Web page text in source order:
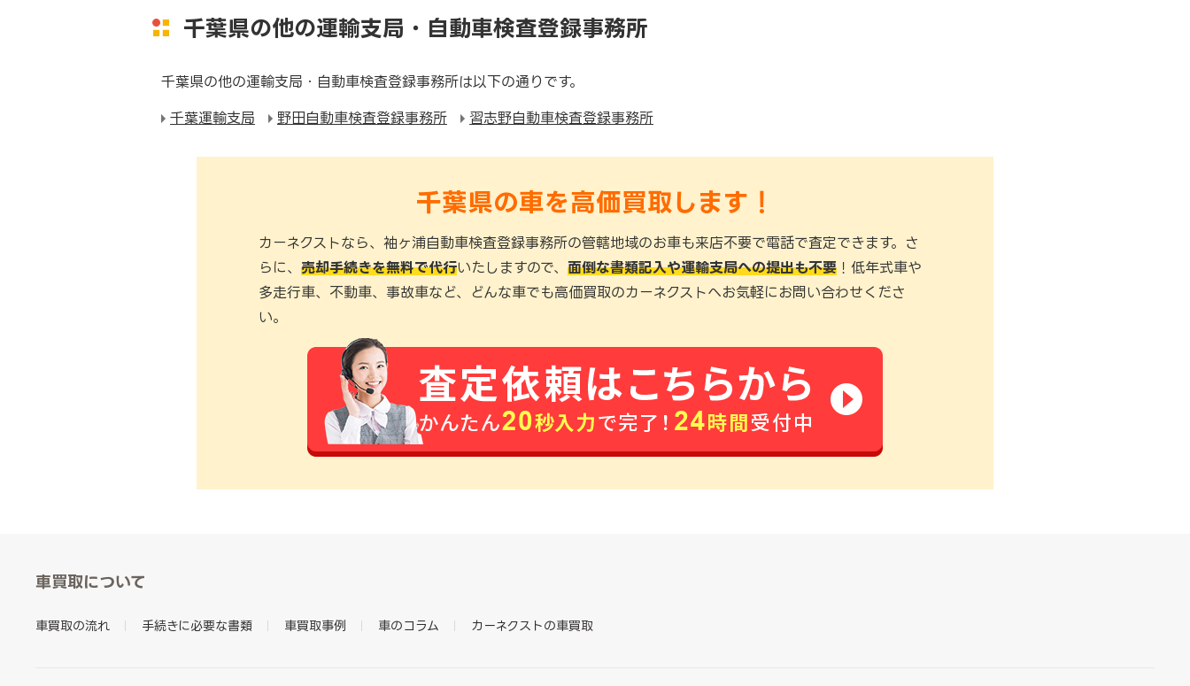
千葉県の他の運輸支局・自動車検査登録事務所
千葉県の他の運輸支局・自動車検査登録事務所は以下の通りです。
千葉運輸支局 野田自動車検査登録事務所 習志野自動車検査登録事務所
千葉県の車を高価買取します！
カーネクストなら、袖ヶ浦自動車検査登録事務所の管轄地域のお車も来店不要で電話で査定できます。さ
らに、 売却手続きを無料で代行いたしますので、 面倒な書類記入や運輸支局への提出も不要 ！低年式車や
多走行車、不動車、事故車など、どんな車でも高価買取のカーネクストへお気軽にお問い合わせくださ
い。
車買取について
車買取の流れ 手続きに必要な書類 車買取事例 車のコラム カーネクストの車買取